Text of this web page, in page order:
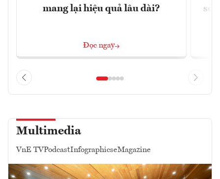
mang lại hiệu quả lâu dài?
Đọc ngay
sở
Multimedia
VnE TVPodcastInfographicseMagazine